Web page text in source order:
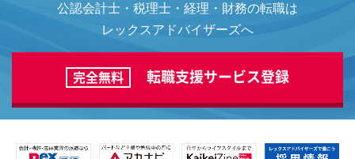
公認会計士・税理士・経理・財務の転職は
レックスアドバイザーズへ
完全無料 転職支援サービス登録